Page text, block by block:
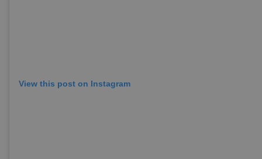
View this post on Instagram